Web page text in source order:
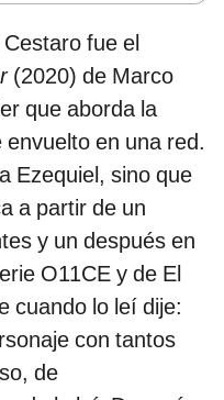
fue el
(2020) de Marco
que aborda la
en una red.
Ezequiel, sino que
a partir de un
y un después en
O11CE y de El
cuando lo leí dije:
con tantos
de